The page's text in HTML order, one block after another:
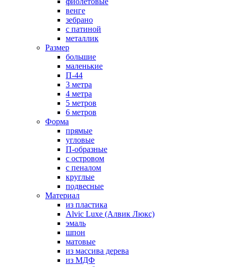
венге
зебрано
с патиной
металлик
Размер
большие
маленькие
П-44
3 метра
4 метра
5 метров
6 метров
Форма
прямые
угловые
П-образные
с островом
с пеналом
круглые
подвесные
Материал
из пластика
Alvic Luxe (Алвик Люкс)
эмаль
шпон
матовые
из массива дерева
из МДФ